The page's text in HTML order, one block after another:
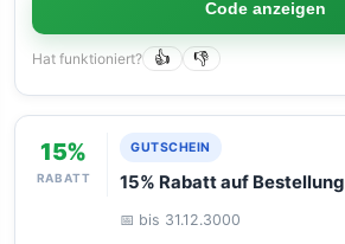
Code anzeigen
Hat funktioniert? 👍 👎
15%
RABATT
GUTSCHEIN
15% Rabatt auf Bestellung
📅 bis 31.12.3000